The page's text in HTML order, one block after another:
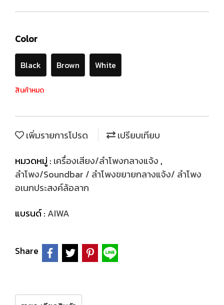
Color
Black Brown White
สินค้าหมด
เพิ่มรายการโปรด
เปรียบเทียบ
หมวดหมู่ : เครื่องเสียง/ลำโพงกลางแจ้ง ,
ลำโพง/Soundbar / ลำโพงขยายกลางแจ้ง/ ลำโพง
อเนกประสงค์ล้อลาก
แบรนด์ : AIWA
Share